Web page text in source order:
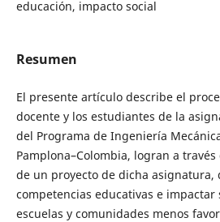
educación, impacto social
Resumen
El presente artículo describe el
docente y los estudiantes de la
del Programa de Ingeniería
Pamplona–Colombia, logran a
de un proyecto de dicha asignatura,
competencias educativas e impactar
escuelas y comunidades menos